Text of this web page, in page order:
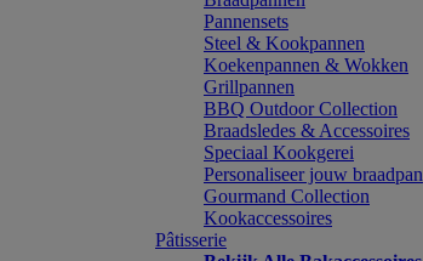
Pannensets
Steel & Kookpannen
Koekenpannen & Wokken
Grillpannen
BBQ Outdoor Collection
Braadsledes & Accessoires
Speciaal Kookgerei
Personaliseer jouw braadpan
Gourmand Collection
Kookaccessoires
Pâtisserie